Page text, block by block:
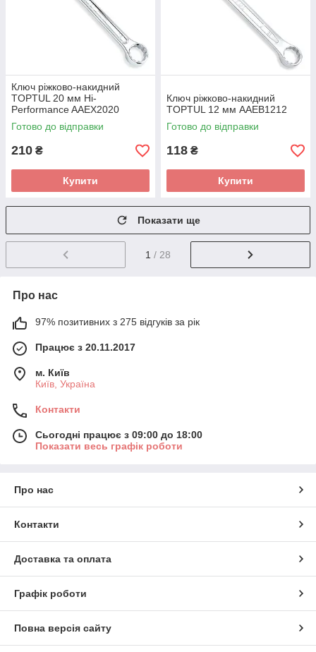
Ключ ріжково-накидний
TOPTUL 20 мм Hi-
Performance AAEX2020
Готово до відправки
210 ₴
Купити
Ключ ріжково-накидний
TOPTUL 12 мм AAEB1212
Готово до відправки
118 ₴
Купити
Показати ще
1 / 28
Про нас
97% позитивних з 275 відгуків за рік
Працює з 20.11.2017
м. Київ
Київ, Україна
Контакти
Сьогодні працює з 09:00 до 18:00
Показати весь графік роботи
Про нас
Контакти
Доставка та оплата
Графік роботи
Повна версія сайту